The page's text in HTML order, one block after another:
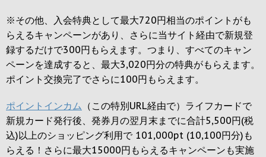
※その他、入会特典として最大720円相当のポイントがも
らえるキャンペーンがあり、さらに当サイト経由で新規登
録するだけで300円 もらえます。つまり、すべてのキャン
ペーンを達成すると、最大3,020円分の特典がもらえます。
ポイント交換完了でさらに100円 もらえます。
ポイントインカム （この特別URL経由で）ライフカードで
新規カード発行後、発券月の翌月末までに合計5,500円(税
込)以上のショッピング利用で 101,000pt (10,100円分)も
らえる！さらに最大15000円もらえるキャンペーンも実施